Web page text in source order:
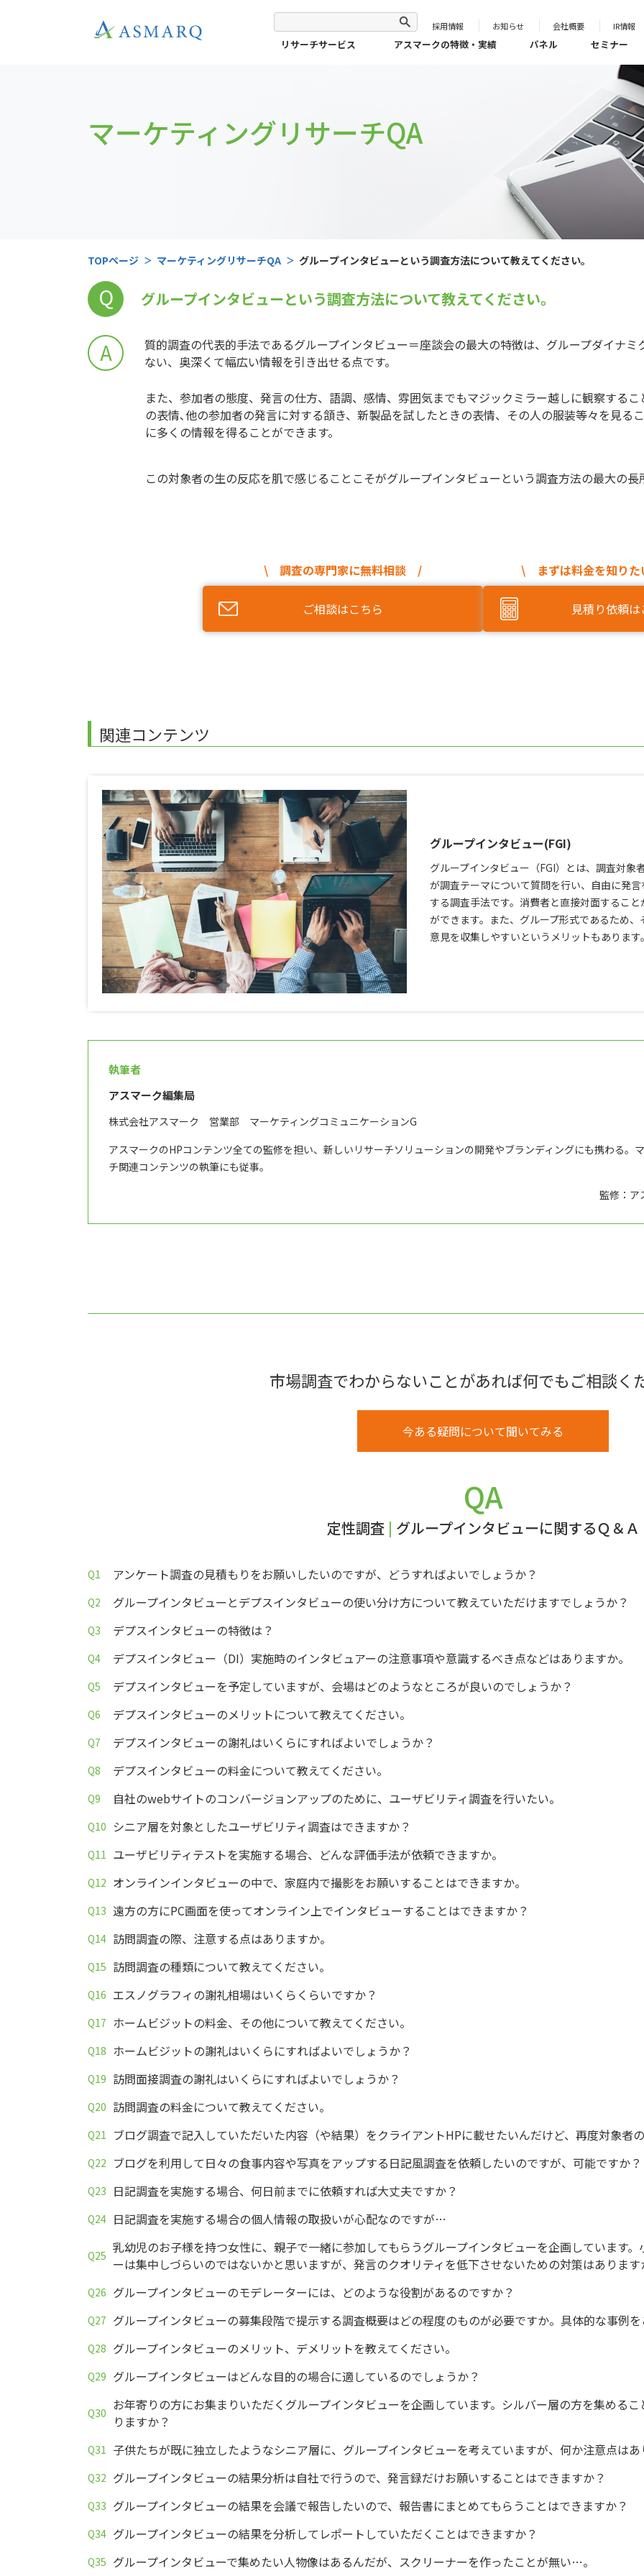
採用情報 お知らせ 会社概要 IR情報
リサーチサービス アスマークの特徴・実績 パネル セミナー
マーケティングリサーチQA
TOPページ マーケティングリサーチQA グループインタビューという調査方法について教えてください。
Q グループインタビューという調査方法について教えてください。
A
質的調査の代表的手法であるグループインタビュー＝座談会の最大の特徴は、グループダイナ
ない、奥深くて幅広い情報を引き出せる点です。
また、参加者の態度、発言の仕方、語調、感情、雰囲気までもマジックミラー越しに観察する
の表情､他の参加者の発言に対する頷き、新製品を試したときの表情、その人の服装等々を見る
に多くの情報を得ることができます。
この対象者の生の反応を肌で感じることこそがグループインタビューという調査方法の最大の長
\ 調査の専門家に無料相談 /
ご相談はこちら
\ まずは料金を知り
見積り依頼
関連コンテンツ
グループインタビュー(FGI)
グループインタビュー（FGI）とは、調査対
が調査テーマについて質問を行い、自由に発
する調査手法です。消費者と直接対面するこ
ができます。また、グループ形式であるため
意見を収集しやすいというメリットもあります
執筆者
アスマーク編集局
株式会社アスマーク 営業部 マーケティングコミュニケーションG
アスマークのHPコンテンツ全ての監修を担い、新しいリサーチソリューションの開発やブランディングにも携わる。
チ関連コンテンツの執筆にも従事。
監修：ア
市場調査でわからないことがあれば何でもご相談く
今ある疑問について聞いてみる
QA
定性調査| グループインタビューに関するＱ＆Ａ
アンケート調査の見積もりをお願いしたいのですが、どうすればよいでしょうか？
グループインタビューとデプスインタビューの使い分け方について教えていただけますでしょうか？
デプスインタビューの特徴は？
デプスインタビュー（DI）実施時のインタビュアーの注意事項や意識するべき点などはありますか。
デプスインタビューを予定していますが、会場はどのようなところが良いのでしょうか？
デプスインタビューのメリットについて教えてください。
デプスインタビューの謝礼はいくらにすればよいでしょうか？
デプスインタビューの料金について教えてください。
自社のwebサイトのコンバージョンアップのために、ユーザビリティ調査を行いたい。
シニア層を対象としたユーザビリティ調査はできますか？
ユーザビリティテストを実施する場合、どんな評価手法が依頼できますか。
オンラインインタビューの中で、家庭内で撮影をお願いすることはできますか。
遠方の方にPC画面を使ってオンライン上でインタビューすることはできますか？
訪問調査の際、注意する点はありますか。
訪問調査の種類について教えてください。
エスノグラフィの謝礼相場はいくらくらいですか？
ホームビジットの料金、その他について教えてください。
ホームビジットの謝礼はいくらにすればよいでしょうか？
訪問面接調査の謝礼はいくらにすればよいでしょうか？
訪問調査の料金について教えてください。
ブログ調査で記入していただいた内容（や結果）をクライアントHPに載せたいんだけど、再度対象者
ブログを利用して日々の食事内容や写真をアップする日記風調査を依頼したいのですが、可能ですか？
日記調査を実施する場合、何日前までに依頼すれば大丈夫ですか？
日記調査を実施する場合の個人情報の取扱いが心配なのですが…
乳幼児のお子様を持つ女性に、親子で一緒に参加してもらうグループインタビューを企画しています
ーは集中しづらいのではないかと思いますが、発言のクオリティを低下させないための対策はあります
グループインタビューのモデレーターには、どのような役割があるのですか？
グループインタビューの募集段階で提示する調査概要はどの程度のものが必要ですか。具体的な事例
グループインタビューのメリット、デメリットを教えてください。
グループインタビューはどんな目的の場合に適しているのでしょうか？
お年寄りの方にお集まりいただくグループインタビューを企画しています。シルバー層の方を集める
りますか？
子供たちが既に独立したようなシニア層に、グループインタビューを考えていますが、何か注意点は
グループインタビューの結果分析は自社で行うので、発言録だけお願いすることはできますか？
グループインタビューの結果を会議で報告したいので、報告書にまとめてもらうことはできますか？
グループインタビューの結果を分析してレポートしていただくことはできますか？
グループインタビューで集めたい人物像はあるんだが、スクリーナーを作ったことが無い…。